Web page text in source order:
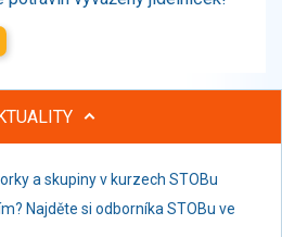
stravy
jídla
a skupiny v kurzech STOBu
Najděte si odborníka STOBu ve